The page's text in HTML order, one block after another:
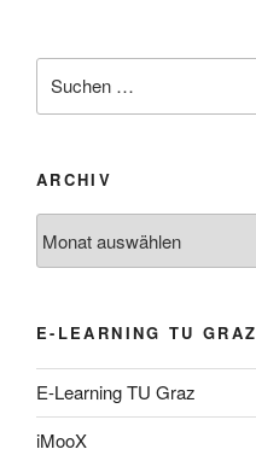
nach:
ARCHIV
E-LEARNING TU GRAZ
E-Learning TU Graz
iMooX